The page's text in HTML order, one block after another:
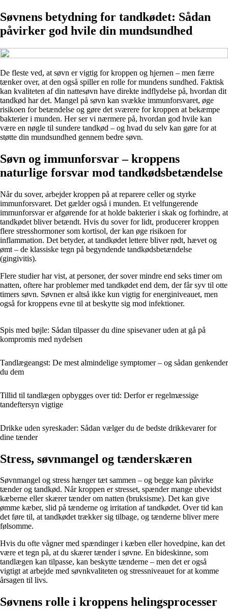
Søvnens betydning for tandkødet: Sådan
påvirker god hvile din mundsundhed
De fleste ved, at søvn er vigtig for kroppen og hjernen – men færre
tænker over, at den også spiller en rolle for mundens sundhed. Faktisk
kan kvaliteten af din nattesøvn have direkte indflydelse på, hvordan dit
tandkød har det. Mangel på søvn kan svække immunforsvaret, øge
risikoen for betændelse og gøre det sværere for kroppen at bekæmpe
bakterier i munden. Her ser vi nærmere på, hvordan god hvile kan
være en nøgle til sundere tandkød – og hvad du selv kan gøre for at
støtte din mundsundhed gennem bedre søvn.
Søvn og immunforsvar – kroppens
naturlige forsvar mod tandkødsbetændelse
Når du sover, arbejder kroppen på at reparere celler og styrke
immunforsvaret. Det gælder også i munden. Et velfungerende
immunforsvar er afgørende for at holde bakterier i skak og forhindre, at
tandkødet bliver betændt. Hvis du sover for lidt, producerer kroppen
flere stresshormoner som kortisol, der kan øge risikoen for
inflammation. Det betyder, at tandkødet lettere bliver rødt, hævet og
ømt – de klassiske tegn på begyndende tandkødsbetændelse
(gingivitis).
Flere studier har vist, at personer, der sover mindre end seks timer om
natten, oftere har problemer med tandkødet end dem, der får syv til otte
timers søvn. Søvnen er altså ikke kun vigtig for energiniveauet, men
også for kroppens evne til at beskytte sig mod infektioner.
Spis med bøjle: Sådan tilpasser du dine spisevaner uden at gå på
kompromis med nydelsen
Tandlægeangst: De mest almindelige symptomer – og sådan genkender
du dem
Tillid til tandlægen opbygges over tid: Derfor er regelmæssige
tandeftersyn vigtige
Drikke uden syreskader: Sådan vælger du de bedste drikkevarer for
dine tænder
Stress, søvnmangel og tænderskæren
Søvnmangel og stress hænger tæt sammen – og begge kan påvirke
tænder og tandkød. Når kroppen er stresset, spænder mange ubevidst
kæberne eller skærer tænder om natten (bruksisme). Det kan give
ømme kæber, slid på tænderne og irritation af tandkødet. Over tid kan
det føre til, at tandkødet trækker sig tilbage, og tænderne bliver mere
følsomme.
Hvis du ofte vågner med spændinger i kæben eller hovedpine, kan det
være et tegn på, at du skærer tænder i søvne. En bideskinne, som
tandlægen kan tilpasse, kan beskytte tænderne – men det er også
vigtigt at arbejde med søvnkvaliteten og stressniveauet for at komme
årsagen til livs.
Søvnens rolle i kroppens helingsprocesser